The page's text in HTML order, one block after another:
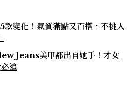
變化！氣質滿點又百搭，不挑人
Jeans美甲都出自她手！才女
追